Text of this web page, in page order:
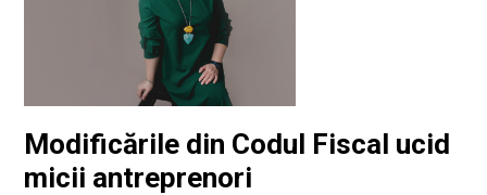
Modificările din Codul Fiscal ucid
micii antreprenori